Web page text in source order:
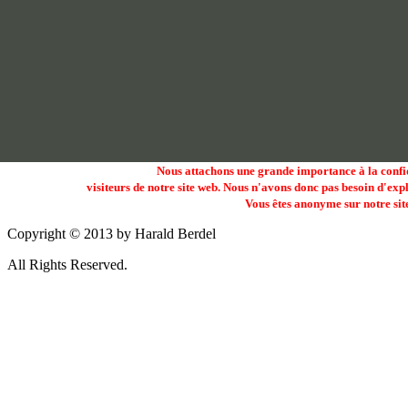
Nous attachons une grande importance à la
visiteurs de notre site web. Nous n'avons donc pas besoin
Vous êtes anonyme sur notre
Copyright © 2013 by Harald Berdel
All Rights Reserved.